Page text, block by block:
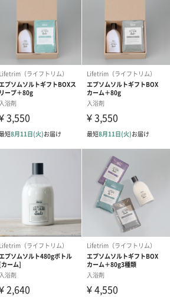
（各80g）
ド「calm」
ラベンダー香る「sleep」
アロマでも楽しめる「natural」
とときに
ムソルトで、いつものバスタイムを特別
ムに変えてみませんか？
トするエプソムソルトと、ふわふわのハ
で自宅のお風呂がまるでスパのような贅